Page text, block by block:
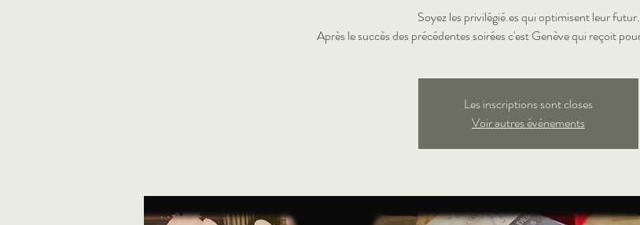
Soyez les privilégié.es qui optimisent leur futur.
Les inscriptions sont closes
Voir autres événements